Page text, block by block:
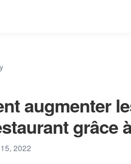
augmenter
grâce
2022